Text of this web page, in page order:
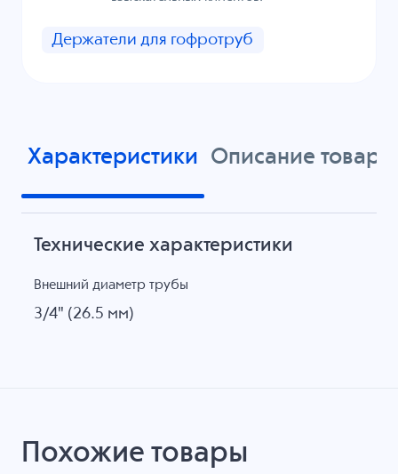
Держатели для гофротруб
Характеристики Описание товара
Технические характеристики
Внешний диаметр трубы
3/4" (26.5 мм)
Похожие товары